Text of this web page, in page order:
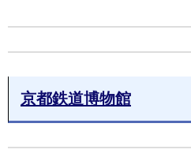
京都鉄道博物館